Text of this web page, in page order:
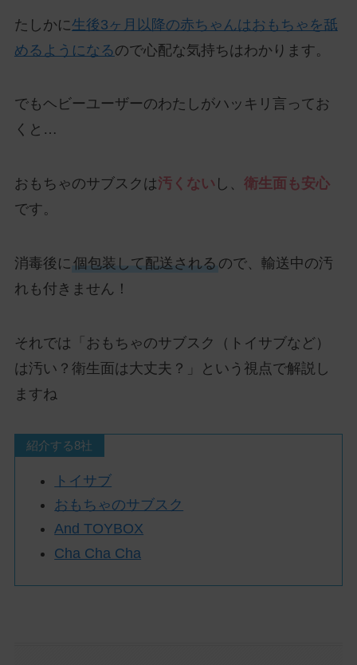
たしかに生後3ヶ月以降の赤ちゃんはおもちゃを舐
めるようになるので心配な気持ちはわかります。
でもヘビーユーザーのわたしがハッキリ言ってお
くと…
おもちゃのサブスクは汚くないし、 衛生面も安心
です。
消毒後に 個包装して配送される ので、輸送中の汚
れも付きません！
それでは「おもちゃのサブスク（トイサブなど）
は汚い？衛生面は大丈夫？」という視点で解説し
ますね
紹介する8社
トイサブ
おもちゃのサブスク
And TOYBOX
Cha Cha Cha